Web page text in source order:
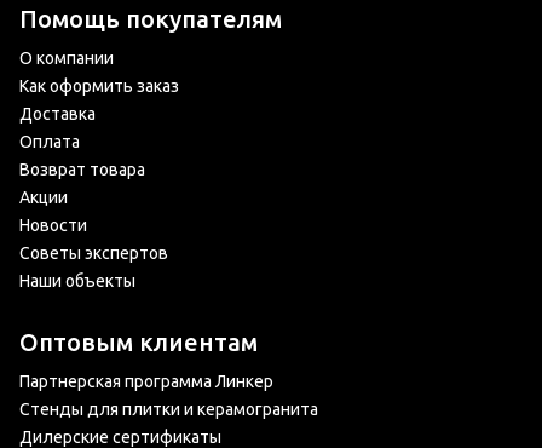
Помощь покупателям
О компании
Как оформить заказ
Доставка
Оплата
Возврат товара
Акции
Новости
Советы экспертов
Наши объекты
Оптовым клиентам
Партнерская программа Линкер
Стенды для плитки и керамогранита
Дилерские сертификаты